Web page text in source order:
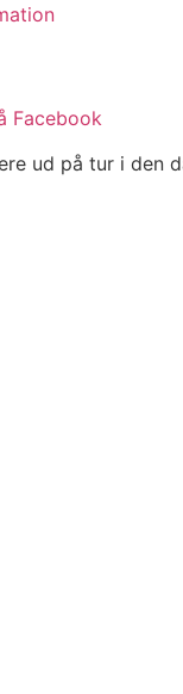
Facebook
ud på tur i den